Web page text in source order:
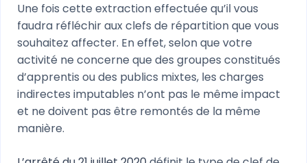
Une fois cette extraction effectuée qu’il vous
faudra réfléchir aux clefs de répartition que vous
souhaitez affecter. En effet, selon que votre
activité ne concerne que des groupes constitués
d’apprentis ou des publics mixtes, les charges
indirectes imputables n’ont pas le même impact
et ne doivent pas être remontés de la même
manière.